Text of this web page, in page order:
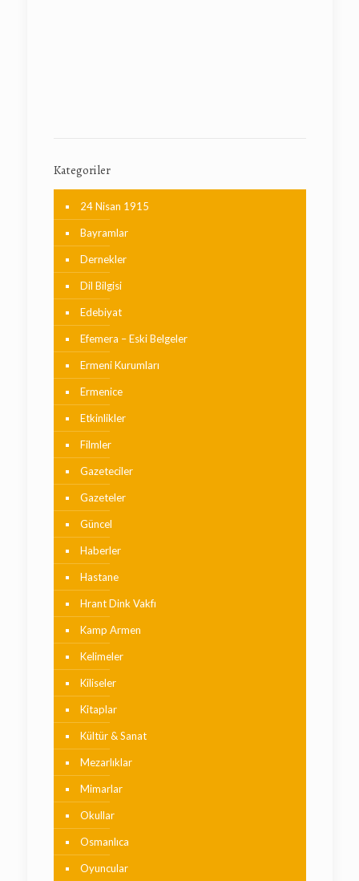
Kategoriler
24 Nisan 1915
Bayramlar
Dernekler
Dil Bilgisi
Edebiyat
Efemera – Eski Belgeler
Ermeni Kurumları
Ermenice
Etkinlikler
Filmler
Gazeteciler
Gazeteler
Güncel
Haberler
Hastane
Hrant Dink Vakfı
Kamp Armen
Kelimeler
Kiliseler
Kitaplar
Kültür & Sanat
Mezarlıklar
Mimarlar
Okullar
Osmanlıca
Oyuncular